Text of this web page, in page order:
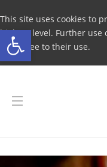
Open toolbar
This site uses cookies to
highest level. Further use
you agree to their use.